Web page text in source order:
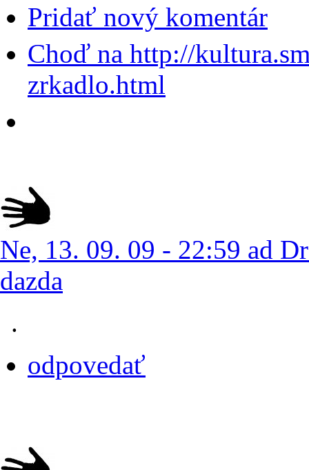
Pridať nový komentár
Choď na http://
zrkadlo.html
Ne, 13. 09. 09 - 22:59 ad
dazda
.
odpovedať